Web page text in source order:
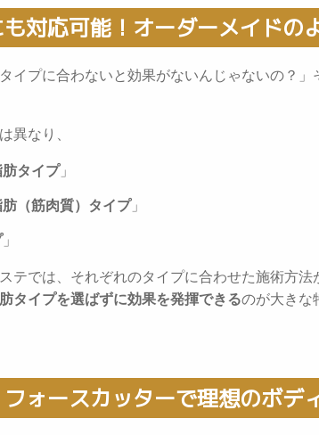
対応可能！オーダーメイドの
イプに合わないと効果がないんじゃないの？
異なり、
タイプ」
（筋肉質）タイプ」
」
テでは、それぞれのタイプに合わせた施術方法
タイプを選ばずに効果を発揮できるのが大きな
ォースカッターで理想のボデ